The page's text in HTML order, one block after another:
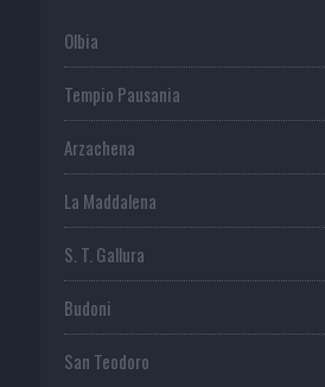
Olbia
Tempio Pausania
Arzachena
La Maddalena
S. T. Gallura
Budoni
San Teodoro